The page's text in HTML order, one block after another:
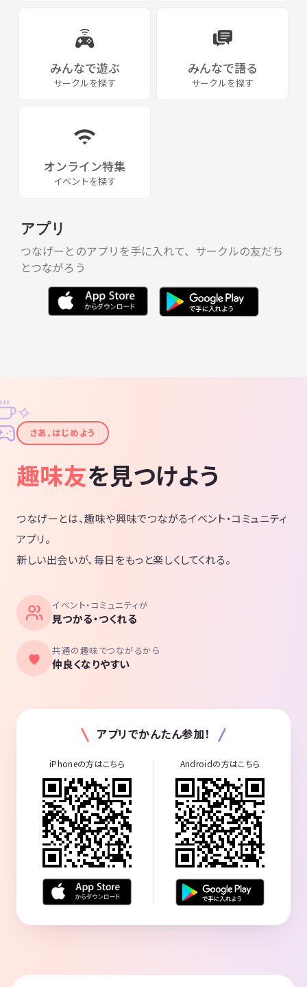
みんなで遊ぶ
サークルを探す
みんなで語る
サークルを探す
オンライン特集
イベントを探す
アプリ
つなげーとのアプリを手に入れて、サークルの友だち
とつながろう
✦
✧
さあ、はじめよう
趣味友を見つけよう
つなげーとは、趣味や興味でつながるイベント・コミュニティ
アプリ。
新しい出会いが、毎日をもっと楽しくしてくれる。
イベント・コミュニティが
見つかる・つくれる
共通の趣味でつながるから
仲良くなりやすい
アプリでかんたん参加！
iPhoneの方はこちら Androidの方はこちら